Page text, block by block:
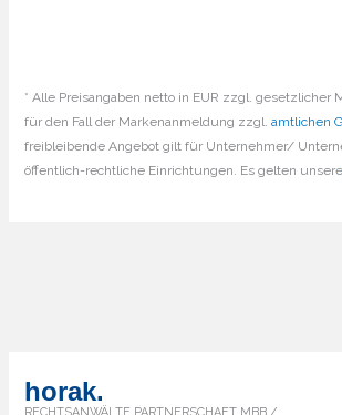
* Alle Preisangaben netto in EUR zzgl. gesetzlicher
für den Fall der Markenanmeldung zzgl.amtlichen
freibleibende Angebot gilt für Unternehmer/
öffentlich-rechtliche Einrichtungen. Es gelten
horak.